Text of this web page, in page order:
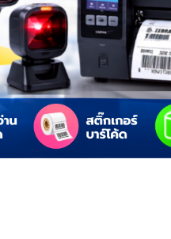
ต้องใช้ร่วมกัน
ใช้ Excel คุมสต็อก กับใช้
WMS ต่างกันอย่างไร?
แบบไหนเหมาะกับธุรกิจที่
กำลังเติบโต
ขั้นตอนการทำงานของ
WMS ตั้งแต่รับสินค้า จัด
เก็บ หยิบ แพ็ก จนถึงจัดส่ง